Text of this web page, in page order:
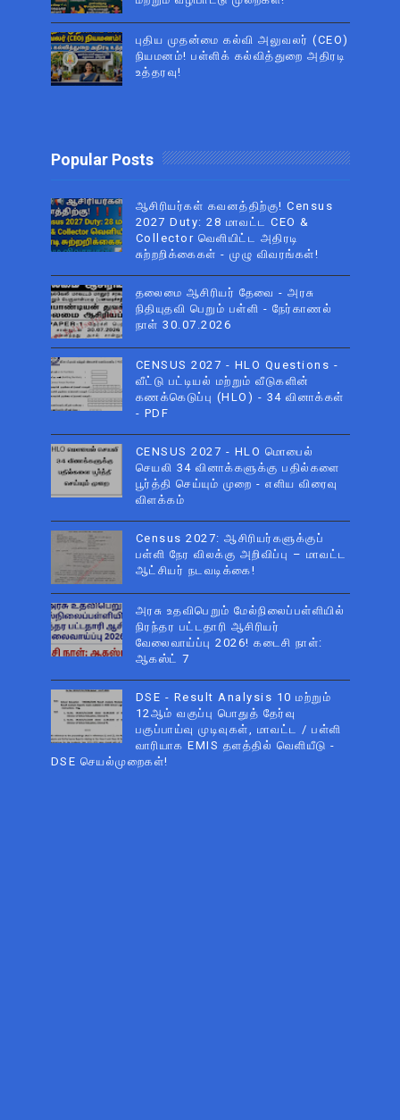
புதிய முதன்மை கல்வி அலுவலர் (CEO)
நியமனம்! பள்ளிக் கல்வித்துறை அதிரடி
உத்தரவு!
Popular Posts
ஆசிரியர்கள் கவனத்திற்கு! Census
2027 Duty: 28 மாவட்ட CEO &
Collector வெளியிட்ட அதிரடி
சுற்றறிக்கைகள் - முழு விவரங்கள்!
தலைமை ஆசிரியர் தேவை - அரசு
நிதியுதவி பெறும் பள்ளி - நேர்காணல்
நாள் 30.07.2026
CENSUS 2027 - HLO Questions -
வீட்டு பட்டியல் மற்றும் வீடுகளின்
கணக்கெடுப்பு (HLO) - 34 வினாக்கள்
- PDF
CENSUS 2027 - HLO மொபைல்
செயலி 34 வினாக்களுக்கு பதில்களை
பூர்த்தி செய்யும் முறை - எளிய விரைவு
விளக்கம்
Census 2027: ஆசிரியர்களுக்குப்
பள்ளி நேர விலக்கு அறிவிப்பு – மாவட்ட
ஆட்சியர் நடவடிக்கை!
அரசு உதவிபெறும் மேல்நிலைப்பள்ளியில்
நிரந்தர பட்டதாரி ஆசிரியர்
வேலைவாய்ப்பு 2026! கடைசி நாள்:
ஆகஸ்ட் 7
DSE - Result Analysis 10 மற்றும்
12ஆம் வகுப்பு பொதுத் தேர்வு
பகுப்பாய்வு முடிவுகள், மாவட்ட / பள்ளி
வாரியாக EMIS தளத்தில் வெளியீடு -
DSE செயல்முறைகள்!